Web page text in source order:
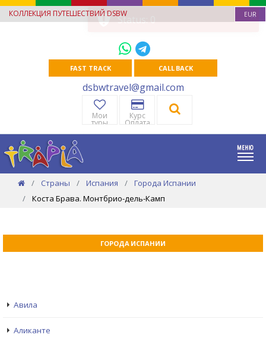
КОЛЛЕКЦИЯ ПУТЕШЕСТВИЙ DSBW EUR
FAST TRACK CALL BACK
dsbwtravel@gmail.com
Мои
туры
Курс
Оплата
Страны Испания
Города Испании
Коста Брава. Монтбрио-дель-Камп
ГОРОДА ИСПАНИИ
Авила
Аликанте